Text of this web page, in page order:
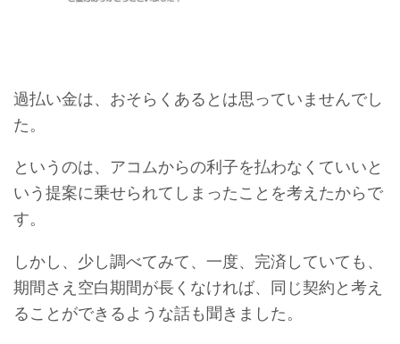
過払い金は、おそらくあるとは思っていませんでし
た。
というのは、アコムからの利子を払わなくていいと
いう提案に乗せられてしまったことを考えたからで
す。
しかし、少し調べてみて、一度、完済していても、
期間さえ空白期間が長くなければ、同じ契約と考え
ることができるような話も聞きました。